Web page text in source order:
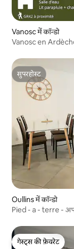
Vanosc में कॉन्डो
Vanosc en
सुपरहोस्ट
सुपरहोस्ट
Oullins में कॉन्डो
Pied - a - terre -
गेस्ट्स की फ़ेवरेट
गेस्ट्स की फ़ेवरेट